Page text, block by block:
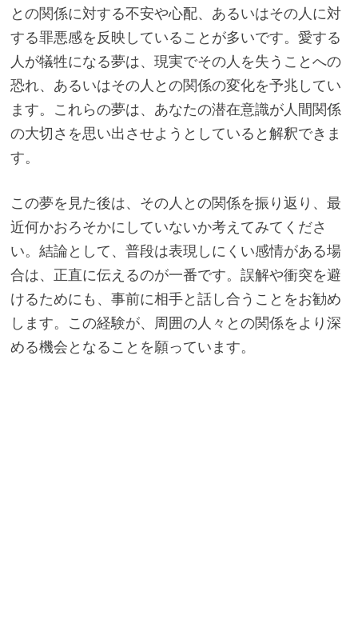
との関係に対する不安や心配、あるいはその人に対
する罪悪感を反映していることが多いです。愛する
人が犠牲になる夢は、現実でその人を失うことへの
恐れ、あるいはその人との関係の変化を予兆してい
ます。これらの夢は、あなたの潜在意識が人間関係
の大切さを思い出させようとしていると解釈できま
す。
この夢を見た後は、その人との関係を振り返り、最
近何かおろそかにしていないか考えてみてくださ
い。結論として、普段は表現しにくい感情がある場
合は、正直に伝えるのが一番です。誤解や衝突を避
けるためにも、事前に相手と話し合うことをお勧め
します。この経験が、周囲の人々との関係をより深
める機会となることを願っています。